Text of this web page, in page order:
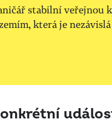
stabilní
která je